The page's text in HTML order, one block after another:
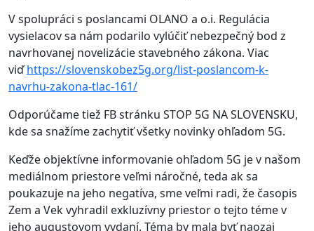
V spolupráci s poslancami OLANO a o.i. Regulácia
vysielacov sa nám podarilo vylúčiť nebezpečný bod z
navrhovanej novelizácie stavebného zákona. Viac
viďhttps://slovenskobez5g.org/list-poslancom-k-
navrhu-zakona-tlac-161/
Odporúčame tiež FB stránku STOP 5G NA SLOVENSKU,
kde sa snažíme zachytiť všetky novinky ohľadom 5G.
Keďže objektívne informovanie ohľadom 5G je v našom
mediálnom priestore veľmi náročné, teda ak sa
poukazuje na jeho negatíva, sme veľmi radi, že časopis
Zem a Vek vyhradil exkluzívny priestor o tejto téme v
jeho augustovom vydaní. Téma by mala byť naozaj